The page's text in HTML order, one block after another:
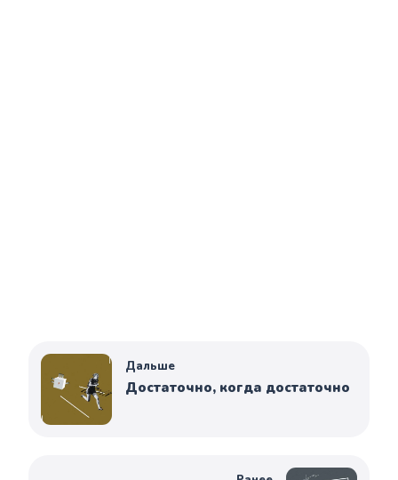
Дальше
Достаточно, когда достаточно